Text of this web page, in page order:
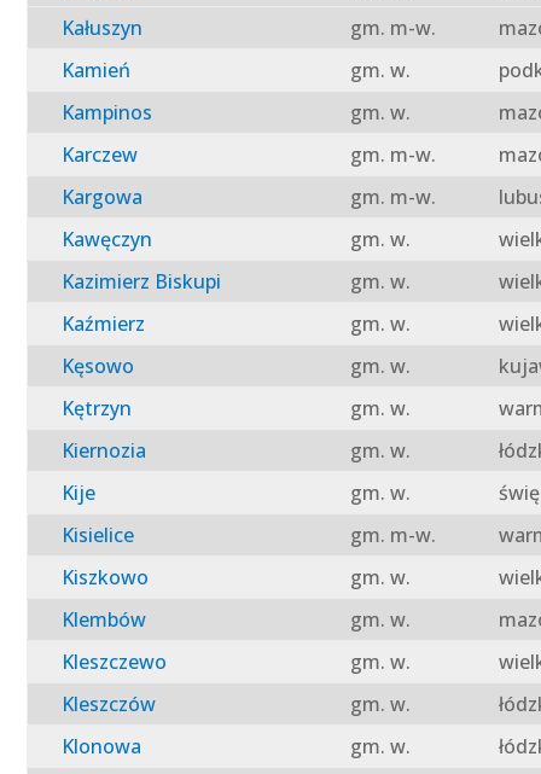
Kałuszyn
gm. m-w.
Kamień
gm. w.
Kampinos
gm. w.
Karczew
gm. m-w.
Kargowa
gm. m-w.
Kawęczyn
gm. w.
Kazimierz Biskupi
gm. w.
Kaźmierz
gm. w.
Kęsowo
gm. w.
Kętrzyn
gm. w.
Kiernozia
gm. w.
Kije
gm. w.
Kisielice
gm. m-w.
Kiszkowo
gm. w.
Klembów
gm. w.
Kleszczewo
gm. w.
Kleszczów
gm. w.
Klonowa
gm. w.